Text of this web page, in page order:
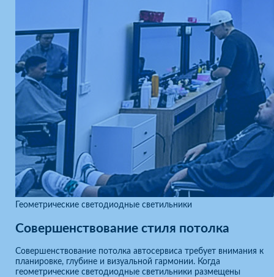
Геометрические светодиодные светильники
Совершенствование стиля потолка
Совершенствование потолка автосервиса требует внимания к
планировке, глубине и визуальной гармонии. Когда
геометрические светодиодные светильники размещены